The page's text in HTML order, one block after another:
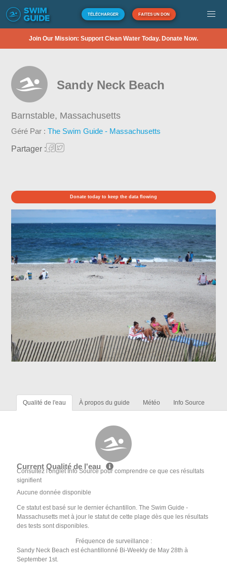
TÉLÉCHARGER FAITES UN DON
Join Our Mission: Support Clean Water Today. Donate Now.
Sandy Neck Beach
Barnstable, Massachusetts
Géré Par :The Swim Guide - Massachusetts
Partager :
Donate today to keep the data flowing
Qualité de l'eau À propos du guide Météo Info Source
Current Qualité de l'eau
Consultez l'onglet Info Source pour comprendre ce que ces résultats
signifient
Aucune donnée disponible
Ce statut est basé sur le dernier échantillon. The Swim Guide -
Massachusetts met à jour le statut de cette plage dès que les résultats
des tests sont disponibles.
Fréquence de surveillance :
Sandy Neck Beach est échantillonné Bi-Weekly de May 28th à
September 1st.